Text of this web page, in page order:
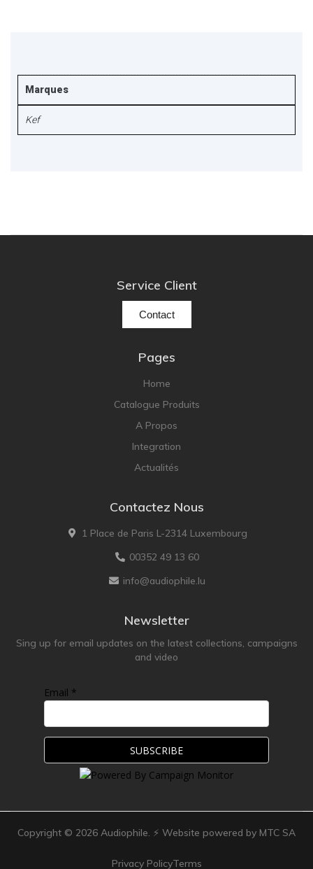
Marques
Kef
Service Client
Contact
Pages
Home
Catalogue Produits
A Propos
Integration
Actualités
Contactez Nous
1 Place de Paris L-2314 Luxembourg
00352 49 13 60
info@audiophile.lu
Newsletter
Sing up for email updates on the latest collections, campaigns
and video
Email *
Copyright © 2026 Audiophile. ⚡ Website powered by MTC SA
Privacy PolicyTerms